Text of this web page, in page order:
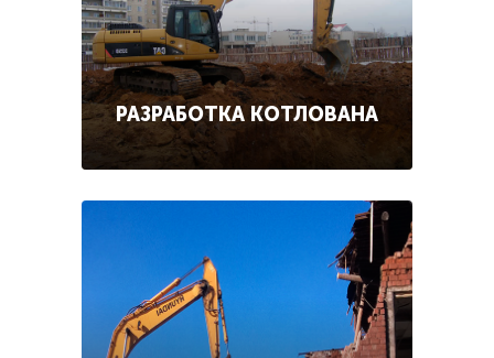
РАЗРАБОТКА КОТЛОВАНА